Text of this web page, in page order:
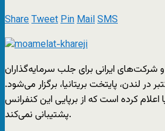
ShareTweetPinMailSMS
ایرانی برای جلب سرمایه‌گذاران
در روزهای ۱۵ و ۱۶ اکتبر در لندن، پایتخت بریتانیا، برگزار می‌شود.
اعلام کرده است که از برپایی این کنفرانس
پشتیبانی نمی‌کند.